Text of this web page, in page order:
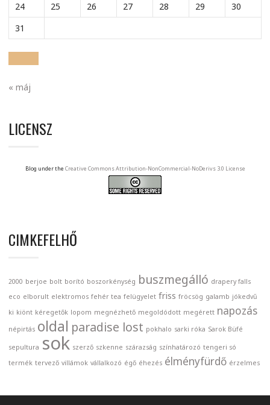
24
25 26 27 28 29
30
31
« máj
LICENSZ
Blog under the Creative Commons Attribution-NonCommercial-NoDerivs 3.0 License
CIMKEFELHŐ
2000 berjoe bolt borító boszorkénység buszmegálló drapery falls
eco elborult elektromos fehér tea felügyelet friss fröcsög galamb jókedvű
ki kiönt kéregetők lopom megnézhető megoldódott megérett napozás
népirtás oldal paradise lost pokhalo sarki róka Sarok Büfé
sepultura sok szerző szkenne szárazság színhatározó tengeri só
termék tervező villámok vállalkozó égő éhezés élményfürdő érzelmes